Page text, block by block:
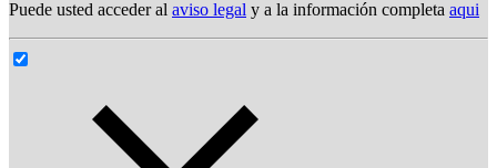
Puede usted acceder al aviso legal y a la información completa aqui